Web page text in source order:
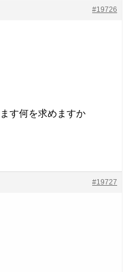
#19726
す何を求めますか
#19727